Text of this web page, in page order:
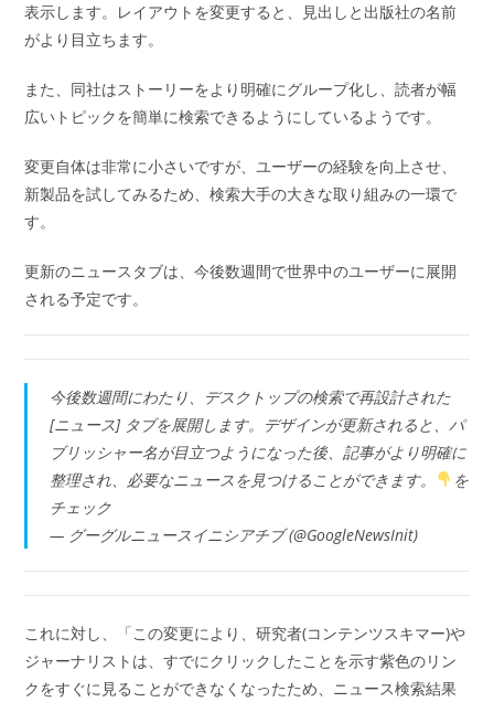
表示します。レイアウトを変更すると、見出しと出版社の名前
がより目立ちます。
また、同社はストーリーをより明確にグループ化し、読者が幅
広いトピックを簡単に検索できるようにしているようです。
変更自体は非常に小さいですが、ユーザーの経験を向上させ、
新製品を試してみるため、検索大手の大きな取り組みの一環で
す。
更新のニュースタブは、今後数週間で世界中のユーザーに展開
される予定です。
今後数週間にわたり、デスクトップの検索で再設計された
[ニュース] タブを展開します。デザインが更新されると、パ
ブリッシャー名が目立つようになった後、記事がより明確に
整理され、必要なニュースを見つけることができます。
を
チェック
— グーグルニュースイニシアチブ (@GoogleNewsInit)
これに対し、「この変更により、研究者(コンテンツスキマー)や
ジャーナリストは、すでにクリックしたことを示す紫色のリン
クをすぐに見ることができなくなったため、ニュース検索結果